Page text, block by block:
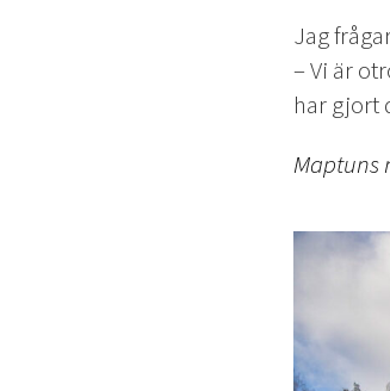
Jag
– Vi är
har gjort
Maptuns